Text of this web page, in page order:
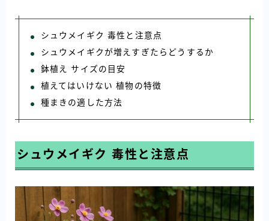
シュウメイギク 毒性と注意点
シュウメイギクが増えすぎたらどうするか
鉢植え サイズの目安
植えてはいけない 植物の特徴
種まきの適した方法
シュウメイギク 毒性と注意点